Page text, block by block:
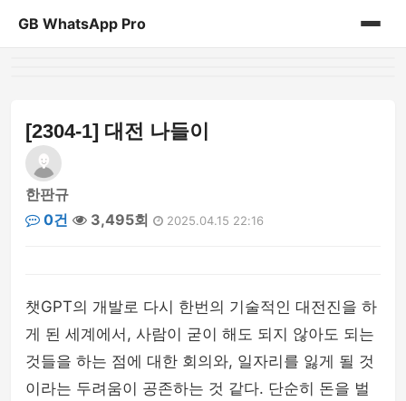
GB WhatsApp Pro
[2304-1] 대전 나들이
한판규
0건
3,495회 2025.04.15 22:16
챗GPT의 개발로 다시 한번의 기술적인 대전진을 하
게 된 세계에서, 사람이 굳이 해도 되지 않아도 되는
것들을 하는 점에 대한 회의와, 일자리를 잃게 될 것
이라는 두려움이 공존하는 것 같다. 단순히 돈을 벌